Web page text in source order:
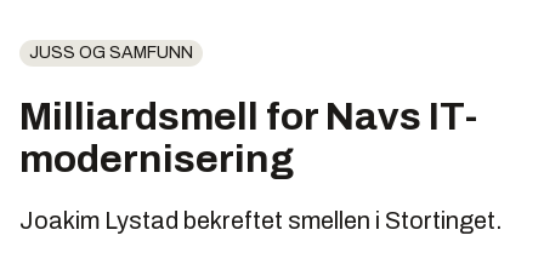
JUSS OG SAMFUNN
Milliardsmell for Navs IT-
modernisering
Joakim Lystad bekreftet smellen i Stortinget.